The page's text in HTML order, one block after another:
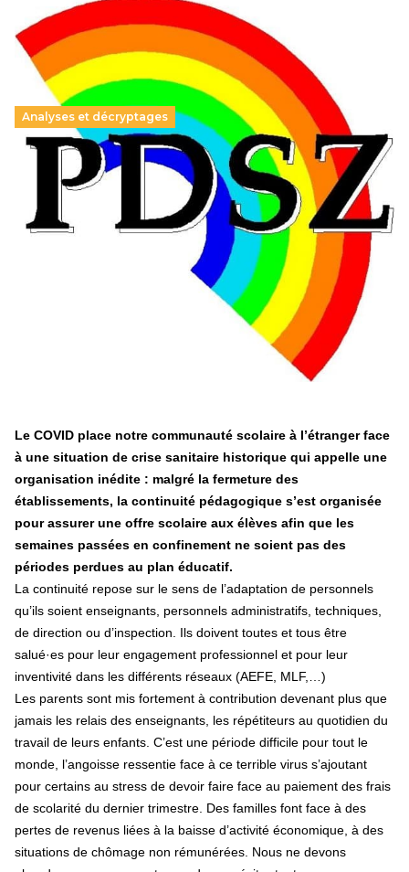
Analyses et décryptages
Hongrie : du changement pour les politiques
éducatives, aussi !
25 juin 2026
En Hongrie, le conservateur Peter Magyar et son parti
Tisza "Respect et liberté" ont remporté une large victoire,
contre le premier ministre sortant, Viktor Orban,…
Le COVID place notre communauté scolaire à l’étranger face
à une situation de crise sanitaire historique qui appelle une
organisation inédite : malgré la fermeture des
établissements, la continuité pédagogique s’est organisée
pour assurer une offre scolaire aux élèves afin que les
semaines passées en confinement ne soient pas des
périodes perdues au plan éducatif.
La continuité repose sur le sens de l’adaptation de personnels
qu’ils soient enseignants, personnels administratifs, techniques,
de direction ou d’inspection. Ils doivent toutes et tous être
salué·es pour leur engagement professionnel et pour leur
inventivité dans les différents réseaux (AEFE, MLF,…)
Les parents sont mis fortement à contribution devenant plus que
jamais les relais des enseignants, les répétiteurs au quotidien du
travail de leurs enfants. C’est une période difficile pour tout le
monde, l’angoisse ressentie face à ce terrible virus s’ajoutant
pour certains au stress de devoir faire face au paiement des frais
de scolarité du dernier trimestre. Des familles font face à des
pertes de revenus liées à la baisse d’activité économique, à des
situations de chômage non rémunérées. Nous ne devons